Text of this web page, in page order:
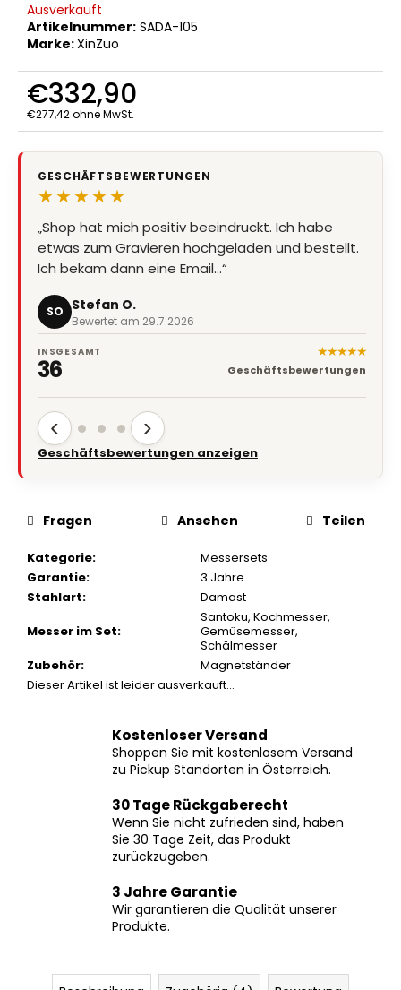
Ausverkauft
Artikelnummer: SADA-105
Marke:XinZuo
€332,90
€277,42 ohne MwSt.
Verkaufspreis:
GESCHÄFTSBEWERTUNGEN
★★★★★
„Shop hat mich positiv beeindruckt. Ich habe
etwas zum Gravieren hochgeladen und bestellt.
Ich bekam dann eine Email…“
SO Stefan O.
Bewertet am 29.7.2026
„Super Qualität, Preis Leistung stimmt, Lieferung
super schnell“
Bewertet am 8.7.2026
INSGESAMT
36
★★★★★
Geschäftsbewertungen
‹ ›
Geschäftsbewertungen anzeigen
Garantie:
3 Jahre
Stahlart:
Damast
Santoku
Gemüsemesser ,
Schälmesser
Magnetständer
Dieser Artikel ist leider ausverkauft…
Shoppen Sie mit kostenlosem Versand
zu Pickup Standorten in Österreich.
Wenn Sie nicht zufrieden sind, haben
Sie 30 Tage Zeit, das Produkt
zurückzugeben.
Wir garantieren die Qualität unserer
Produkte.
Beschreibung Zugehörig (4)
Bewertung